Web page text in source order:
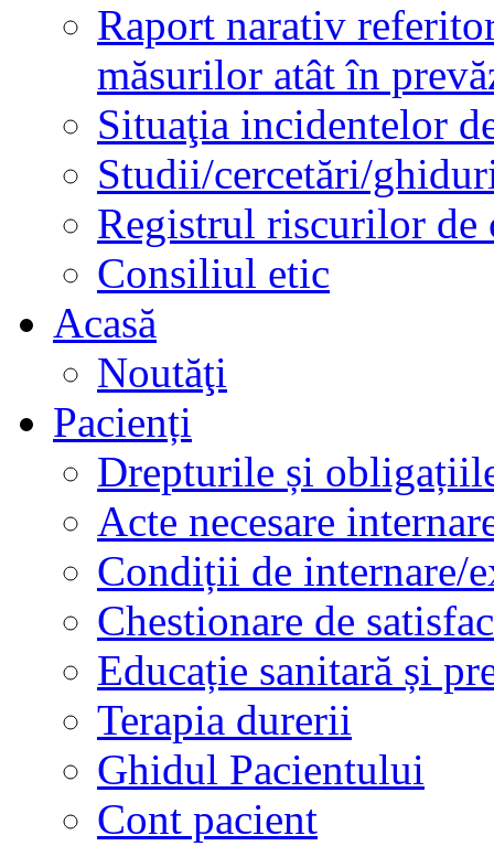
Raport narativ
măsurilor atât în
Situaţia incidentelor
Studii/cercetări/
Registrul riscurilor de
Consiliul etic
Acasă
Noutăţi
Pacienți
Drepturile și
Acte necesare
Condiții de internare/
Chestionare de
Educație sanitară și
Terapia durerii
Ghidul Pacientului
Cont pacient